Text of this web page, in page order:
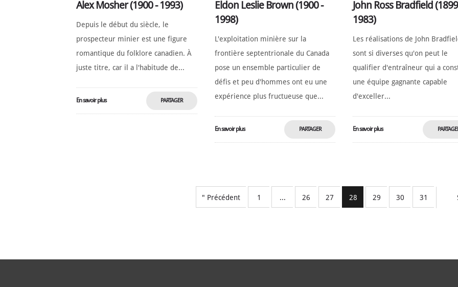
Alex Mosher (1900 - 1993)
Depuis le début du siècle, le
prospecteur minier est une figure
romantique du folklore canadien. À
juste titre, car il a l'habitude de...
En savoir plus PARTAGER
Eldon Leslie Brown (1900 -
1998)
L'exploitation minière sur la
frontière septentrionale du Canada
pose un ensemble particulier de
défis et peu d'hommes ont eu une
expérience plus fructueuse que...
En savoir plus PARTAGER
John Ross Bradfield
1983)
Les réalisations de John
sont si diverses qu'on peut le
qualifier d'entraîneur qui a
une équipe gagnante capable
d'exceller...
En savoir plus
" Précédent 1 ... 26 27 28 29 30 31